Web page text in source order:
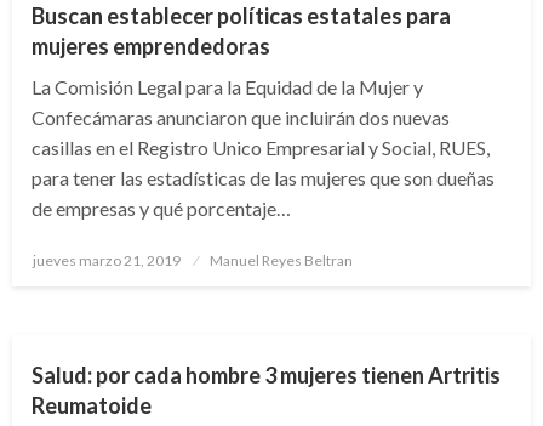
Buscan establecer políticas estatales para
mujeres emprendedoras
La Comisión Legal para la Equidad de la Mujer y
Confecámaras anunciaron que incluirán dos nuevas
casillas en el Registro Unico Empresarial y Social, RUES,
para tener las estadísticas de las mujeres que son dueñas
de empresas y qué porcentaje…
Publicado
jueves marzo 21, 2019 Manuel Reyes Beltran
Salud: por cada hombre 3 mujeres tienen Artritis
Reumatoide